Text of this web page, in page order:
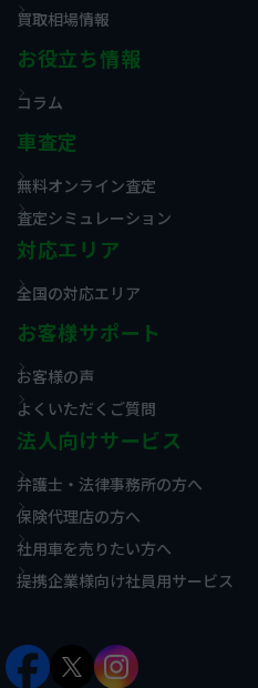
買取相場情報
お役立ち情報
コラム
車査定
無料オンライン査定
査定シミュレーション
対応エリア
全国の対応エリア
お客様サポート
お客様の声
よくいただくご質問
法人向けサービス
弁護士・法律事務所の方へ
保険代理店の方へ
社用車を売りたい方へ
提携企業様向け社員用サービス